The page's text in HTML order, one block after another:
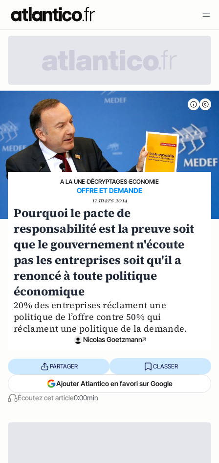
A LA UNE›DÉCRYPTAGES›ECONOMIE
OFFRE ET DEMANDE
11 mars 2014
Pourquoi le pacte de
responsabilité est la preuve soit
que le gouvernement n'écoute
pas les entreprises soit qu'il a
renoncé à toute politique
économique
20% des entreprises réclament une
politique de l’offre contre 50% qui
réclament une politique de la demande.
Nicolas Goetzmann
Écoutez cet article0:00min
PARTAGER CLASSER
Ajouter Atlantico en favori sur Google